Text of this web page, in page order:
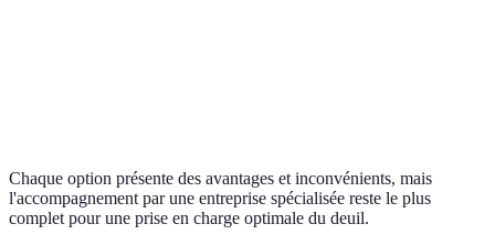
Chaque option présente des avantages et inconvénients, mais
l'accompagnement par une entreprise spécialisée reste le plus
complet pour une prise en charge optimale du deuil.